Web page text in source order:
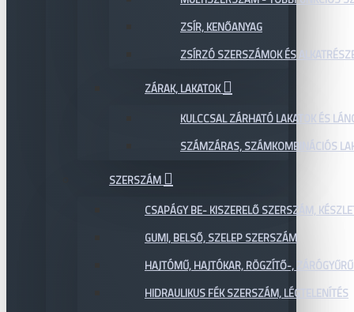
ZSÍR, KENŐANYAG
ZSÍRZÓ SZERSZÁMOK ÉS
ZÁRAK, LAKATOK
KULCCSAL ZÁRHATÓ LAKATOK ÉS
SZÁMZÁRAS, SZÁMKOMBINÁCIÓS
SZERSZÁM
CSAPÁGY BE- KISZERELŐ SZERSZÁM,
GUMI, BELSŐ, SZELEP SZERSZÁM
HAJTÓMŰ, HAJTÓKAR, RÖGZÍTŐ-,
HIDRAULIKUS FÉK SZERSZÁM, LÉGTELENÍTÉS